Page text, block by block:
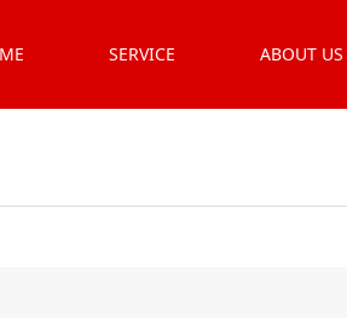
SERVICE ABOUT US